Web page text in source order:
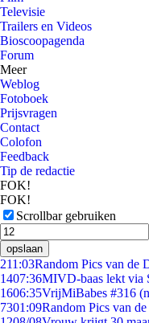
Televisie
Trailers en Videos
Bioscoopagenda
Forum
Meer
Weblog
Fotoboek
Prijsvragen
Contact
Colofon
Feedback
Tip de redactie
FOK!
FOK!
Scrollbar gebruiken
opslaan
211:03Random Pics van de
1407:36MIVD-baas lekt via
1606:35VrijMiBabes #316
7301:09Random Pics van